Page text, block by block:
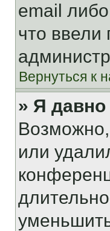
email
что ввели
Вернуться к
» Я давно
или